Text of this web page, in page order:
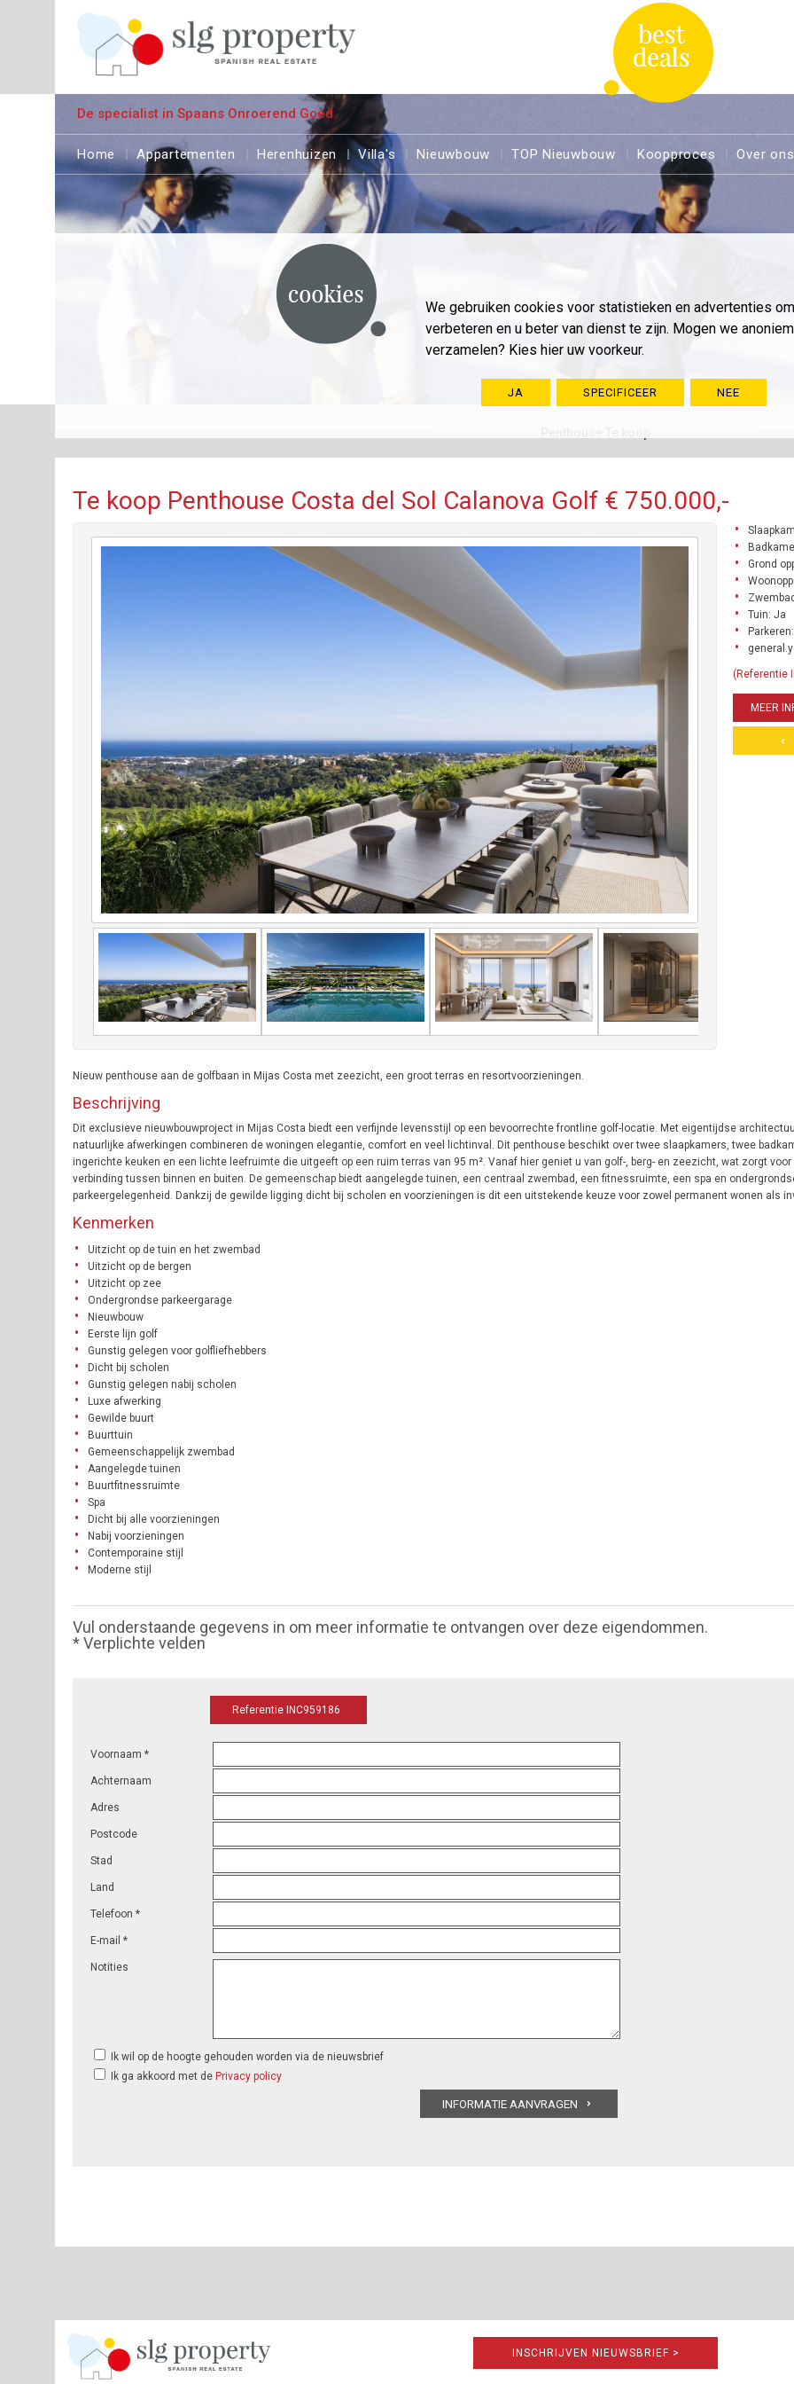
We gebruiken cookies voor statistieken en advertenties
verbeteren en u beter van dienst te zijn. Mogen we
verzamelen? Kies hier uw voorkeur.
JA SPECIFICEER NEE
De specialist in Spaans Onroerend Goed
Home Appartementen Herenhuizen Villa's Nieuwbouw TOP Nieuwbouw Koopproces Over ons
Te koop Penthouse Costa del Sol Calanova Golf € 750.000,-
Grond
Tuin: Ja
(Referentie
MEER
Nieuw penthouse aan de golfbaan in Mijas Costa met zeezicht, een groot terras en resortvoorzieningen.
Beschrijving
Dit exclusieve nieuwbouwproject in Mijas Costa biedt een verfijnde levensstijl op een bevoorrechte frontline golf-locatie. Met eigentijdse
natuurlijke afwerkingen combineren de woningen elegantie, comfort en veel lichtinval. Dit penthouse beschikt over twee slaapkamers, twee
ingerichte keuken en een lichte leefruimte die uitgeeft op een ruim terras van 95 m². Vanaf hier geniet u van golf-, berg- en zeezicht, wat zorgt
verbinding tussen binnen en buiten. De gemeenschap biedt aangelegde tuinen, een centraal zwembad, een fitnessruimte, een spa en
parkeergelegenheid. Dankzij de gewilde ligging dicht bij scholen en voorzieningen is dit een uitstekende keuze voor zowel permanent wonen als
Kenmerken
Uitzicht op de tuin en het zwembad
Uitzicht op de bergen
Uitzicht op zee
Ondergrondse parkeergarage
Nieuwbouw
Eerste lijn golf
Gunstig gelegen voor golfliefhebbers
Dicht bij scholen
Gunstig gelegen nabij scholen
Luxe afwerking
Gewilde buurt
Buurttuin
Gemeenschappelijk zwembad
Aangelegde tuinen
Buurtfitnessruimte
Spa
Dicht bij alle voorzieningen
Nabij voorzieningen
Contemporaine stijl
Moderne stijl
Vul onderstaande gegevens in om meer informatie te ontvangen over deze eigendommen.
* Verplichte velden
Referentie INC959186
Voornaam *
Achternaam
Adres
Postcode
Stad
Land
Telefoon *
E-mail *
Notities
Ik wil op de hoogte gehouden worden via de nieuwsbrief
Ik ga akkoord met de Privacy policy
INSCHRIJVEN NIEUWSBRIEF >